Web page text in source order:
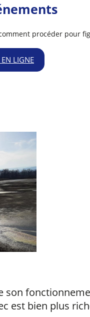
procéder pour
LIGNE
son
est bien plus